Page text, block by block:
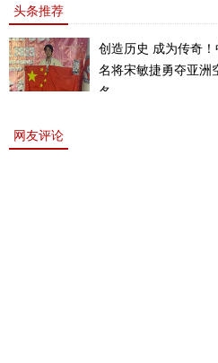
头条推荐
创造历史 成为传奇
名将宋敏捷勇夺亚洲
名。
网友评论